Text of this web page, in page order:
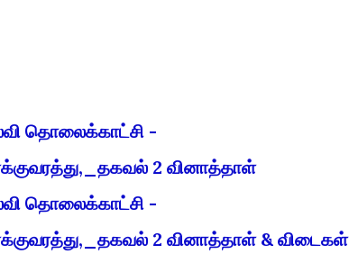
தொலைக்காட்சி -
2 வினாத்தாள்
தொலைக்காட்சி -
2 வினாத்தாள் & விடைகள்